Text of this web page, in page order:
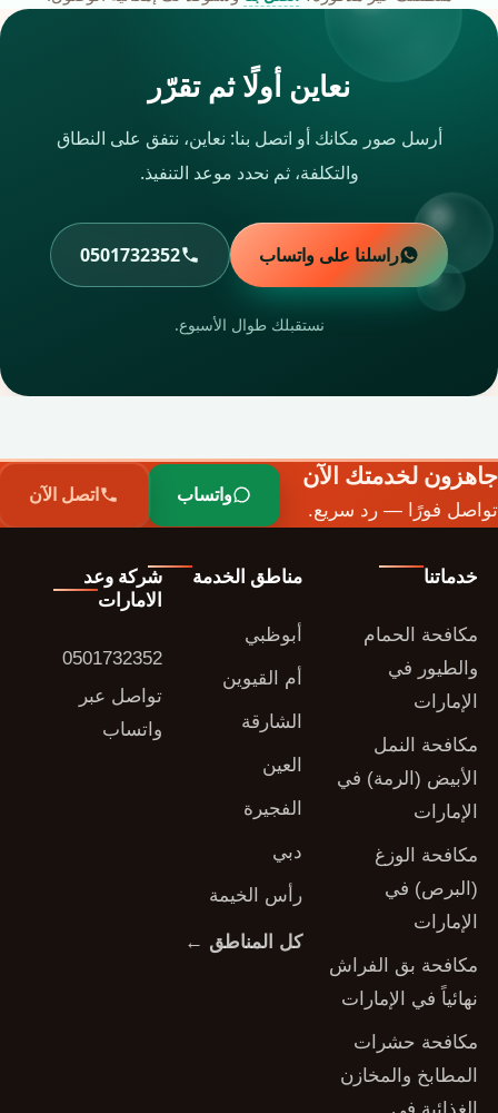
نعاين أولًا ثم تقرّر
أرسل صور مكانك أو اتصل بنا: نعاين، نتفق على النطاق
والتكلفة، ثم نحدد موعد التنفيذ.
راسلنا على واتساب 0501732352
نستقبلك طوال الأسبوع.
جاهزون لخدمتك الآن
تواصل فورًا — رد سريع.
واتساب اتصل الآن
خدماتنا
مكافحة الحمام
والطيور في
الإمارات
مكافحة النمل
الأبيض (الرمة) في
الإمارات
مكافحة الوزغ
(البرص) في
الإمارات
مكافحة بق الفراش
نهائياً في الإمارات
مكافحة حشرات
المطابخ والمخازن
مناطق الخدمة
أبوظبي
أم القيوين
الشارقة
العين
الفجيرة
دبي
رأس الخيمة
كل المناطق ←
شركة وعد
الامارات
0501732352
تواصل عبر
واتساب